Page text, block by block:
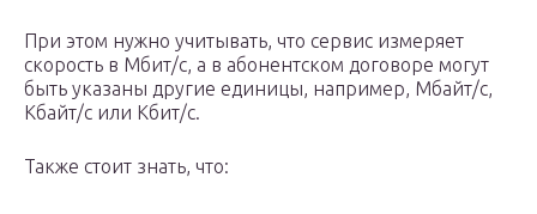
При этом нужно учитывать, что сервис измеряет
скорость в Мбит/с, а в абонентском договоре могут
быть указаны другие единицы, например, Мбайт/с,
Кбайт/с или Кбит/с.
Также стоит знать, что: